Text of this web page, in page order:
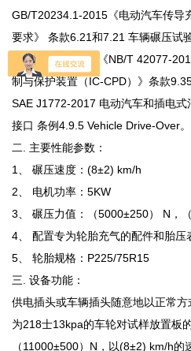
GB/T20234.1-2015《电动汽车传导
要求》 条款6.21和7.21 车辆碾压试验
NB/T42077-2016《NB/T 42077-
制与保护装置（IC-CPD）》条款
SAE J1772-2017 电动汽车和插电
接口 条例4.9.5 Vehicle Drive-Over。
二. 主要性能参数：
1、 碾压速度：(8±2) km/h
2、 电机功率：5KW
3、 碾压力值：（5000±250） N，
4、 配置专为轮胎充气的配件和胎压
5、 轮胎规格：P225/75R15
三. 设备功能：
供电插头或车辆插头随意地以正常
为218士13kpa的车轮对试样放置板
（11000±500）N，以(8±2) km/h